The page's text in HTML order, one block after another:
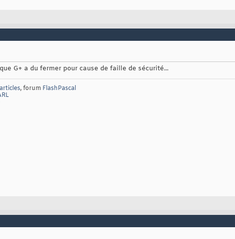
G+ a du fermer pour cause de faille de sécurité...
, forum FlashPascal